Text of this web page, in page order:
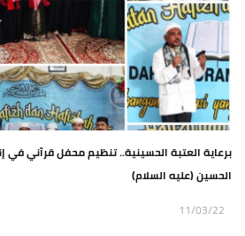
برعاية العتبة الحسينية.. تنظيم محفل قرآني في
الحسين (عليه السلام)
11/03/22